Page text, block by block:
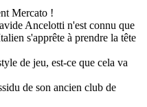
Mercato !
Ancelotti n'est connu que
s'apprête à prendre la tête
de jeu, est-ce que cela va
de son ancien club de